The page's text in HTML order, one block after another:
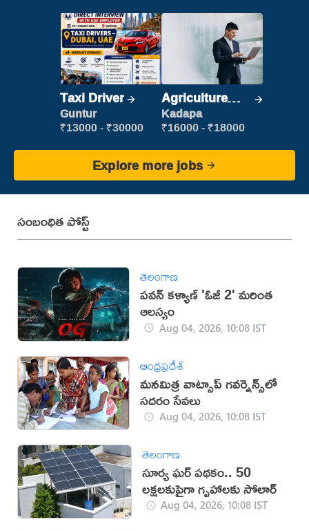
Taxi Driver
Guntur
₹13000 - ₹30000
Agriculture
Labour
Kadapa
₹16000 - ₹18000
Explore more jobs
సంబంధిత పోస్ట్
తెలంగాణ
పవన్ కళ్యాణ్ 'ఓజీ 2' మరింత
ఆలస్యం
Aug 04, 2026, 10:08 IST
ఆంధ్రప్రదేశ్
మ‌న‌మిత్ర వాట్సాప్ గ‌వ‌ర్నెన్స్‌లో
స‌ద‌రం సేవ‌లు
Aug 04, 2026, 10:08 IST
తెలంగాణ
సూర్య ఘర్ పథకం.. 50
లక్షలకుపైగా గృహాలకు సోలార్
Aug 04, 2026, 10:08 IST